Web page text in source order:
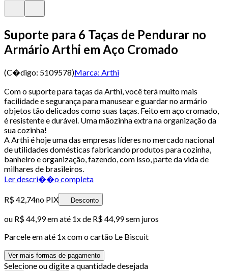
Suporte para 6 Taças de Pendurar no
Armário Arthi em Aço Cromado
(C�digo: 5109578)Marca: Arthi
Com o suporte para taças da Arthi, você terá muito mais
facilidade e segurança para manusear e guardar no armário
objetos tão delicados como suas taças. Feito em aço cromado,
é resistente e durável. Uma mãozinha extra na organização da
sua cozinha!
A Arthi é hoje uma das empresas líderes no mercado nacional
de utilidades domésticas fabricando produtos para cozinha,
banheiro e organização, fazendo, com isso, parte da vida de
milhares de brasileiros.
Ler descri��o completa
R$ 42,74no PIX Desconto
ou R$ 44,99em até 1x de R$ 44,99sem juros
Parcele em até 1x com o cartão Le Biscuit
Ver mais formas de pagamento
Selecione ou digite a quantidade desejada